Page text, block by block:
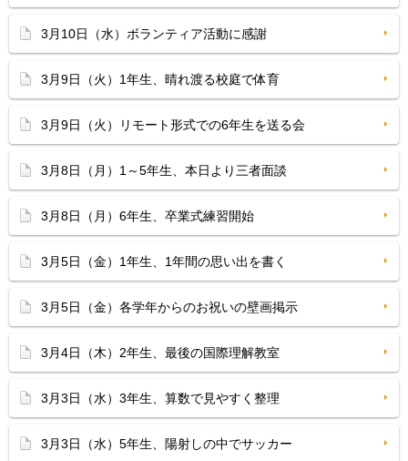
3月10日（水）ボランティア活動に感謝
3月9日（火）1年生、晴れ渡る校庭で体育
3月9日（火）リモート形式での6年生を送る会
3月8日（月）1～5年生、本日より三者面談
3月8日（月）6年生、卒業式練習開始
3月5日（金）1年生、1年間の思い出を書く
3月5日（金）各学年からのお祝いの壁画掲示
3月4日（木）2年生、最後の国際理解教室
3月3日（水）3年生、算数で見やすく整理
3月3日（水）5年生、陽射しの中でサッカー